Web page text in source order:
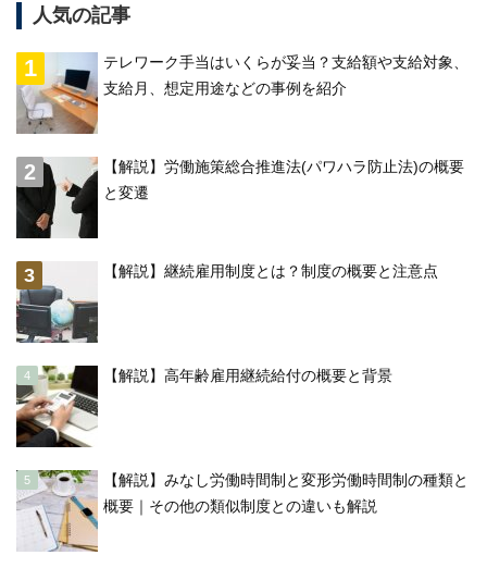
人気の記事
テレワーク手当はいくらが妥当？支給額や支給対象、
支給月、想定用途などの事例を紹介
【解説】労働施策総合推進法(パワハラ防止法)の概要
と変遷
【解説】継続雇用制度とは？制度の概要と注意点
【解説】高年齢雇用継続給付の概要と背景
【解説】みなし労働時間制と変形労働時間制の種類と
概要｜その他の類似制度との違いも解説